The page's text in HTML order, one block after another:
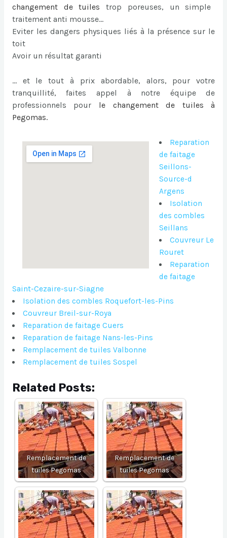
changement de tuiles trop poreuses, un simple
traitement anti mousse…
Eviter les dangers physiques liés à la présence sur le
toit
Avoir un résultat garanti
… et le tout à prix abordable, alors, pour votre
tranquillité, faites appel à notre équipe de
professionnels pour le changement de tuiles à
Pegomas.
Reparation
de faitage
Seillons-
Source-d
Argens
Isolation
des combles
Seillans
Couvreur Le
Rouret
Reparation
de faitage
Saint-Cezaire-sur-Siagne
Isolation des combles Roquefort-les-Pins
Couvreur Breil-sur-Roya
Reparation de faitage Cuers
Reparation de faitage Nans-les-Pins
Remplacement de tuiles Valbonne
Remplacement de tuiles Sospel
Related Posts:
Remplacement de
tuiles Pegomas
Remplacement de
tuiles Pegomas